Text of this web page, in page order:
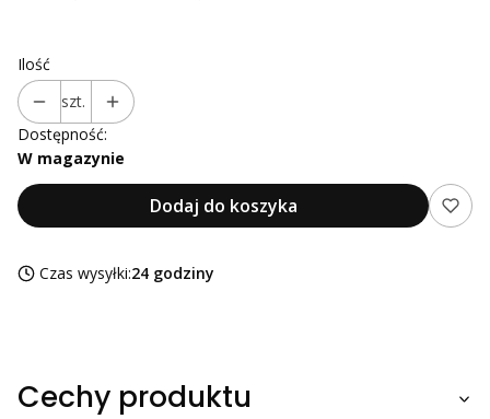
Ilość
szt.
Dostępność:
W magazynie
Dodaj do koszyka
Czas wysyłki:24 godziny
Cechy produktu